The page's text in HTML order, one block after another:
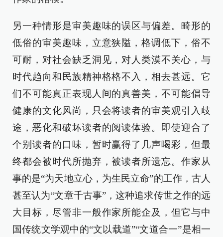
另一种情形是审美趣味的误区与偏差。畸形的
低俗的审美趣味，立意狭隘，格调低下，俗不
可耐，对社会缺乏洞见，对人类漠不关心，与
时代趋向和民族精神格格不入，相去甚远。它
们不可能真正表现人间的真善美，不可能倡导
健康的文化风尚，只会将读者的审美观引入歧
途，恶化和破坏读者的阅读体验。即使迎合了
个别读者的口味，暂时赢得了几声喝彩，但最
终都会被时代所抛弃，被读者所遗忘。作家从
事的是“为天地立心，为生民立命”的工作，古人
甚至认为“文章千古事”，这种追求传世之作的远
大目标，尽管非一般作家所能企及，但它与中
国传统文学观中的“文以载道”“文道合一”是相一